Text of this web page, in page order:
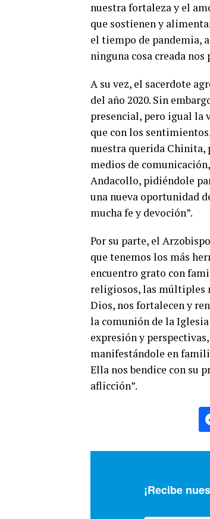
nuestra fortaleza y el
que sostienen y
el tiempo de pandemia,
ninguna cosa creada
A su vez, el sacerdote
del año 2020. Sin
presencial, pero igual la
que con los
nuestra querida Chinita,
medios de
Andacollo, pidiéndole
una nueva oportunidad
mucha fe y devoción”.
Por su parte, el
que tenemos los más
encuentro grato con
religiosos, las múltiples
Dios, nos fortalecen y
la comunión de la
expresión y
manifestándole en
Ella nos bendice con su
aflicción”.